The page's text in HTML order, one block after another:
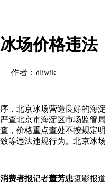
场价格违法
者： dliwik
，北京冰场营造良好的海淀
查北京市海淀区市场监管局
，价格重点查处不按规定明
等违法违规行为。北京冰场
费者报记者董芳忠摄影报道